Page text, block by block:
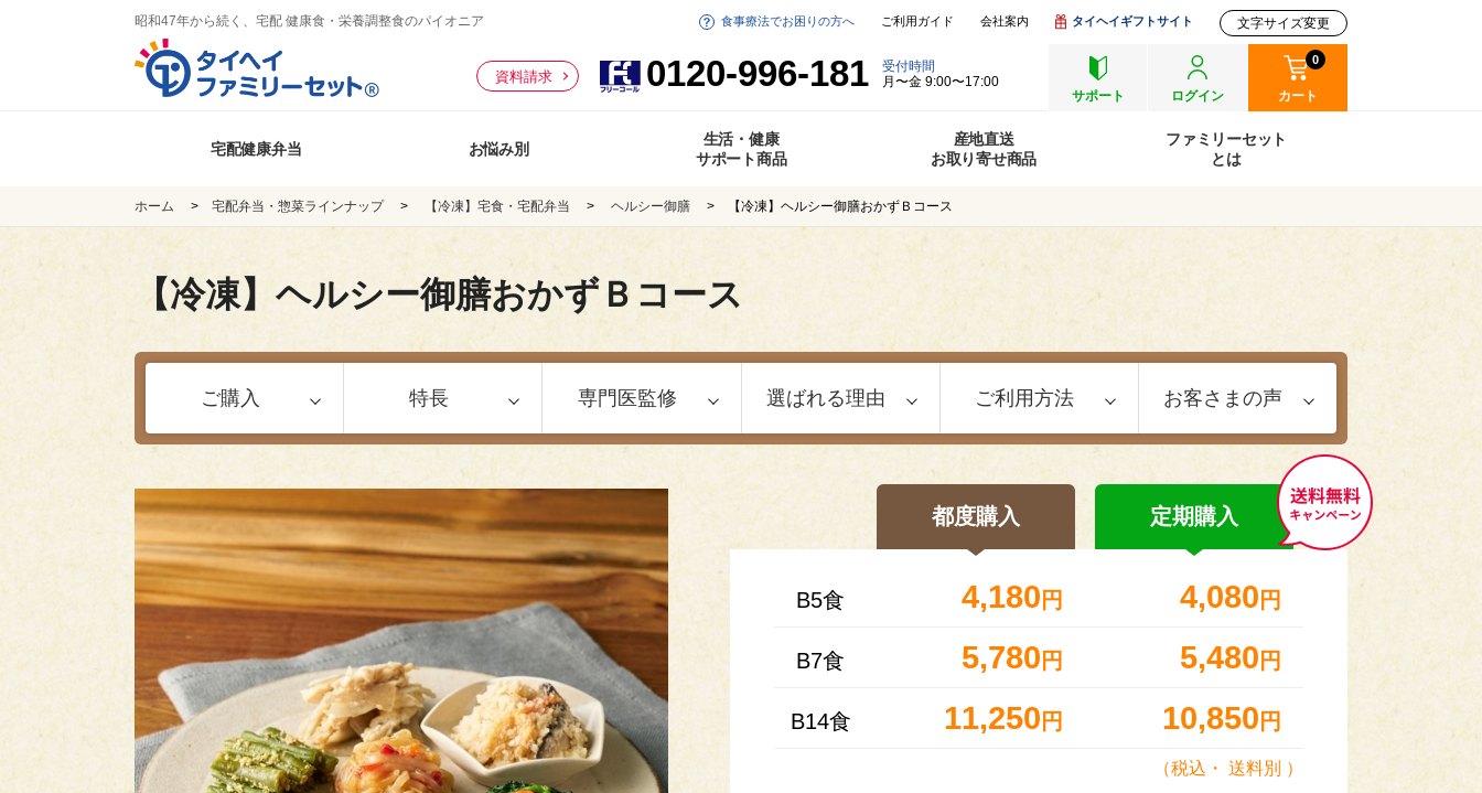
昭和47年から続く、宅配 健康食・栄養調整食のパイオニア
資料請求 0120-996-181
受付時間
月〜金 9:00〜17:00
サポート
ログイン カート
0
食事療法でお困りの方へ ご利用ガイド 会社案内 タイヘイギフトサイト 文字サイズ変更
宅配健康弁当 お悩み別
生活・健康
サポート商品
産地直送
お取り寄せ商品
ファミリーセット
とは
ホーム 宅配弁当・惣菜ラインナップ 【冷凍】宅食・宅配弁当 ヘルシー御膳 【冷凍】ヘルシー御膳おかずＢコース
【冷凍】ヘルシー御膳おかずＢコース
ご購入 特長 専門医監修 選ばれる理由 ご利用方法 お客さまの声
都度購入 定期購入
B5食 4,180 円 4,080 円
B7食 5,780 円 5,480 円
B14食 11,250 円 10,850 円
（税込・ 送料別 ）